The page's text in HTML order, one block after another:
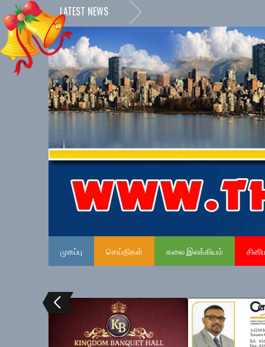
LATEST NEWS
முகப்பு செய்திகள் கலை இலக்கியம்